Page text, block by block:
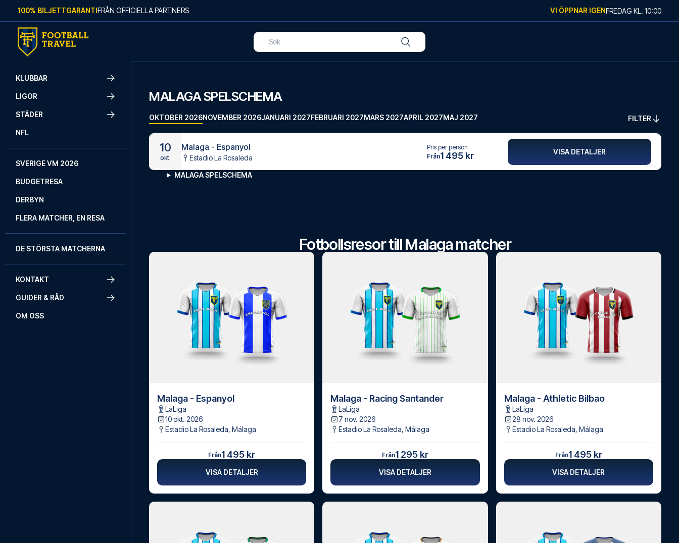
Skip to content
100% BILJETTGARANTIFRÅN OFFICIELLA PARTNERS VI ÖPPNAR IGENFREDAG KL. 10:00
KLUBBAR
LIGOR
STÄDER
NFL
SVERIGE VM 2026
BUDGETRESA
DERBYN
FLERA MATCHER, EN RESA
DE STÖRSTA MATCHERNA
KONTAKT
GUIDER & RÅD
OM OSS
MALAGA SPELSCHEMA
OKTOBER 2026NOVEMBER 2026JANUARI 2027FEBRUARI 2027MARS 2027APRIL 2027MAJ 2027 FILTER
10
okt.
Malaga - Espanyol
Estadio La Rosaleda
Pris per person
Från1 495 kr VISA DETALJER
MALAGA SPELSCHEMA
Fotbollsresor till Malaga matcher
Malaga - Espanyol
LaLiga
10 okt. 2026
Estadio La Rosaleda, Málaga
Från1 495 kr
VISA DETALJER
Malaga - Racing Santander
LaLiga
7 nov. 2026
Estadio La Rosaleda,Málaga
Från1 295 kr
VISA DETALJER
Malaga - Athletic Bilbao
LaLiga
28 nov. 2026
Estadio La Rosaleda, Málaga
Från1 495 kr
VISA DETALJER